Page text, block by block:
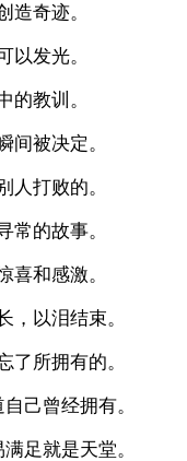
造奇迹。
以发光。
的教训。
间被决定。
人打败的。
常的故事。
喜和感激。
，以泪结束。
了所拥有的。
己曾经拥有。
足就是天堂。